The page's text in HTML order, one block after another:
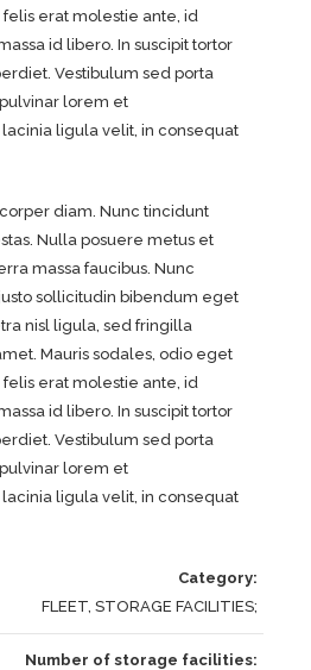
erat molestie ante, id
id libero. In suscipit tortor
Vestibulum sed porta
lorem et
ligula velit, in consequat
diam. Nunc tincidunt
Nulla posuere metus et
massa faucibus. Nunc
sollicitudin bibendum eget
nisl ligula, sed fringilla
Mauris sodales, odio eget
erat molestie ante, id
id libero. In suscipit tortor
Vestibulum sed porta
lorem et
ligula velit, in consequat
Category
FLEET, STORAGE FACILITIES
Number of storage facilities